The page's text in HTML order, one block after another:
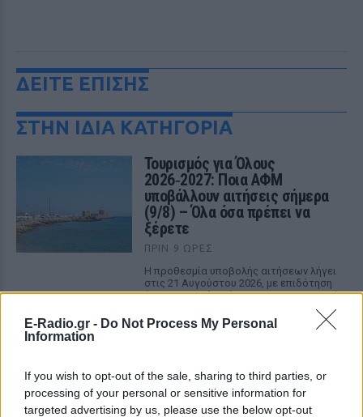
E-Radio.gr - Do Not Process My Personal
Information
If you wish to opt-out of the sale, sharing to third parties, or
processing of your personal or sensitive information for
targeted advertising by us, please use the below opt-out
ΔΕΙΤΕ ΕΠΙΣΗΣ
ΣΤΗΝ ΙΔΙΑ ΚΑΤΗΓΟΡΙΑ
Τουρισμός για Όλους
2026‑2027: Ποια ΑΦΜ
υποβάλλουν αιτήσεις σήμερα
(9/8) – Όλα όσα πρέπει να
ξέρετε
ΠΡΙΝ 9 ΏΡΕΣ
Η προθεσμία υποβολής αιτήσεων λήγει
στις 21 Αυγούστου 2026, με επιδότηση
έως 600 ευρώ ανάλογα με την κατηγορία
δικαιούχου και την περίοδο διαμονής.
στο beach bar ‑ Τι έδειξε η
έρευνα
ΠΡΙΝ 9 ΏΡΕΣ